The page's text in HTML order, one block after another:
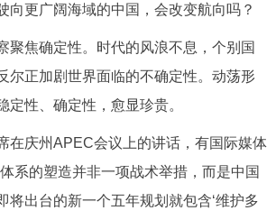
向更广阔海域的中国，会改变航向吗？
聚焦确定性。时代的风浪不息，个别国
尔正加剧世界面临的不确定性。动荡形
定性、确定性，愈显珍贵。
在庆州APEC会议上的讲话，有国际媒体
系的塑造并非一项战术举措，而是中国
将出台的新一个五年规划就包含‘维护多